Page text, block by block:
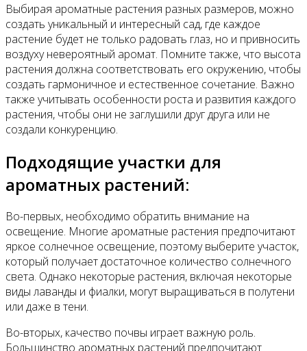
Выбирая ароматные растения разных размеров, можно
создать уникальный и интересный сад, где каждое
растение будет не только радовать глаз, но и привносить
воздуху невероятный аромат. Помните также, что высота
растения должна соответствовать его окружению, чтобы
создать гармоничное и естественное сочетание. Важно
также учитывать особенности роста и развития каждого
растения, чтобы они не заглушили друг друга или не
создали конкуренцию.
Подходящие участки для
ароматных растений:
Во-первых, необходимо обратить внимание на
освещение. Многие ароматные растения предпочитают
яркое солнечное освещение, поэтому выберите участок,
который получает достаточное количество солнечного
света. Однако некоторые растения, включая некоторые
виды лаванды и фиалки, могут выращиваться в полутени
или даже в тени.
Во-вторых, качество почвы играет важную роль.
Большинство ароматных растений предпочитают